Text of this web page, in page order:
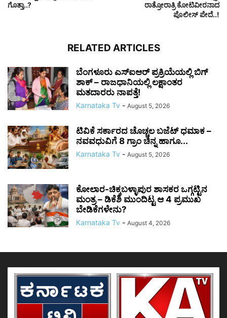
ಗೊತ್ತಾ..?
ರಾತ್ರೋರಾತ್ರಿ ಕೋಟಿವೀರನಾದ
ಪೊಲೀಸ್ ಪೇದೆ..!
RELATED ARTICLES
ಬೆಂಗಳೂರು ಎಸ್‌ಐಆರ್ ಪ್ರಕ್ರಿಯೆಯಲ್ಲಿ ಬಿಗ್
ಶಾಕ್ – ರಾಜಧಾನಿಯಲ್ಲಿ ಲಕ್ಷಾಂತರ
ಮತದಾರರು ನಾಪತ್ತೆ!
Karnataka Tv - August 5, 2026
ಟಿವಿಕೆ ಸರ್ಕಾರದ ಚೊಚ್ಚಲ ಬಜೆಟ್ ಧಮಾಕ –
ನವವಧುವಿಗೆ 8 ಗ್ರಾಂ ಚಿನ್ನ ಹಾಗೂ...
Karnataka Tv - August 5, 2026
ಕೋಲಾರ-ಚಿಕ್ಕಬಳ್ಳಾಪುರ ಶಾಸಕರ ಒಗ್ಗಟ್ಟಿನ
ಮಂತ್ರ – ಡಿಕೆಶಿ ಮುಂದಿಟ್ಟ ಆ 4 ಪ್ರಮುಖ
ಬೇಡಿಕೆಗಳೇನು?
Karnataka Tv - August 4, 2026